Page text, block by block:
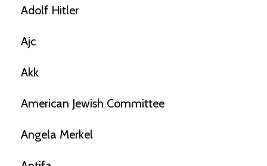
Adolf Hitler
Ajc
Akk
American Jewish Committee
Angela Merkel